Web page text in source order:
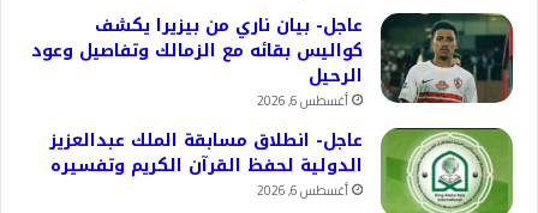
عاجل- بيان ناري من بيزيرا يكشف
كواليس بقائه مع الزمالك وتفاصيل وعود
الرحيل
أغسطس 6, 2026
عاجل- انطلاق مسابقة الملك عبدالعزيز
الدولية لحفظ القرآن الكريم وتفسيره
أغسطس 6, 2026